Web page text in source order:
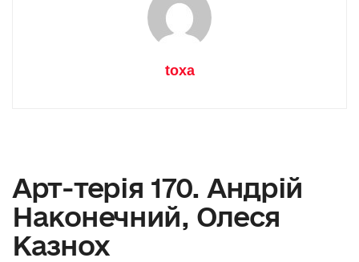
toxa
Арт-терія 170. Андрій
Наконечний, Олеся
Казнох